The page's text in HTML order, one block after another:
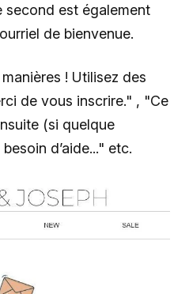
second est également
de bienvenue.
! Utilisez des
de vous inscrire." , "Ce
(si quelque
d’aide..." etc.